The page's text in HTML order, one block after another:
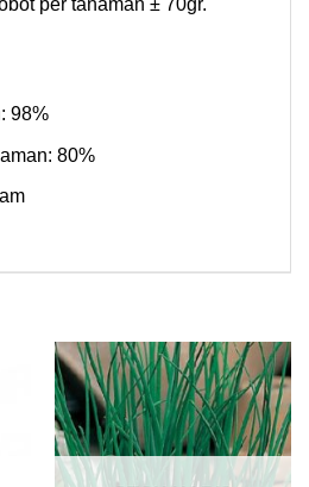
per tanaman ± 70gr.
98%
80%